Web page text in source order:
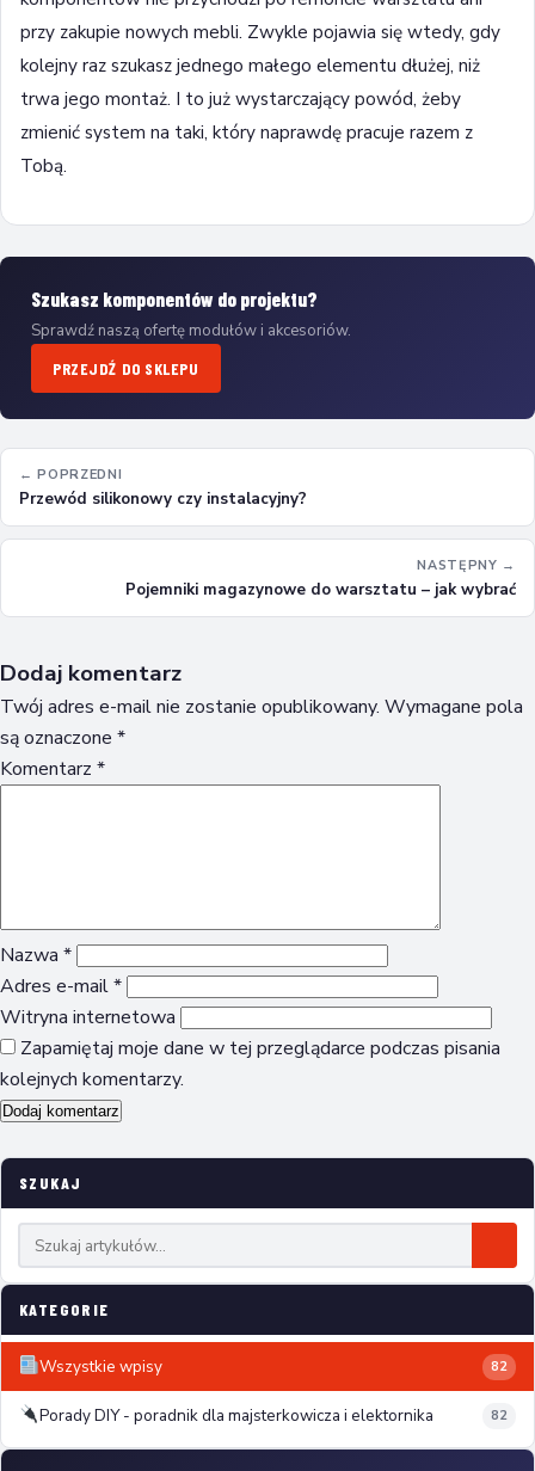
przy zakupie nowych mebli. Zwykle pojawia się wtedy, gdy
kolejny raz szukasz jednego małego elementu dłużej, niż
trwa jego montaż. I to już wystarczający powód, żeby
zmienić system na taki, który naprawdę pracuje razem z
Tobą.
Szukasz komponentów do projektu?
Sprawdź naszą ofertę modułów i akcesoriów.
PRZEJDŹ DO SKLEPU
← POPRZEDNI
Przewód silikonowy czy instalacyjny?
NASTĘPNY →
Pojemniki magazynowe do warsztatu – jak wybrać
Dodaj komentarz
Twój adres e-mail nie zostanie opublikowany. Wymagane pola
są oznaczone *
Komentarz *
Nazwa *
Adres e-mail*
Witryna internetowa
Zapamiętaj moje dane w tej przeglądarce podczas pisania
kolejnych komentarzy.
SZUKAJ
KATEGORIE
Wszystkie wpisy 82
Porady DIY - poradnik dla majsterkowicza i elektornika 82